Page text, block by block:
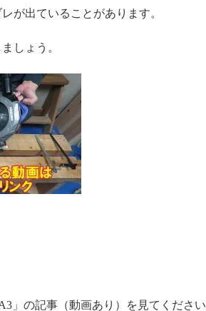
が出ていることがあります。
しょう。
」の記事（動画あり）を見てください